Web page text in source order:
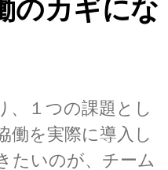
のカギにな
１つの課題とし
を実際に導入し
たいのが、チーム